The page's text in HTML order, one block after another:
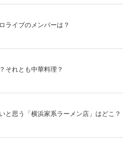
ライブのメンバーは？
それとも中華料理？
と思う「横浜家系ラーメン店」はどこ？